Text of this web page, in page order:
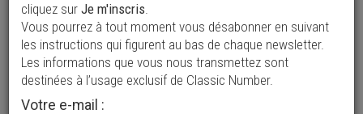
Vos annonces vues par
plus de 4 millions de collectionneurs
Ajouter une annonce
cliquez sur Je m'inscris.
Vous pourrez à tout moment vous désabonner en suivant
les instructions qui figurent au bas de chaque newsletter.
Les informations que vous nous transmettez sont
destinées à l’usage exclusif de Classic Number.
Votre e-mail :